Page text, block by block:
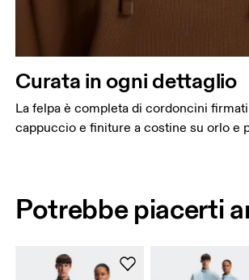
Curata in ogni dettaglio
La felpa è completa di cordoncini
cappuccio e finiture a costine su orlo e
Potrebbe piacerti